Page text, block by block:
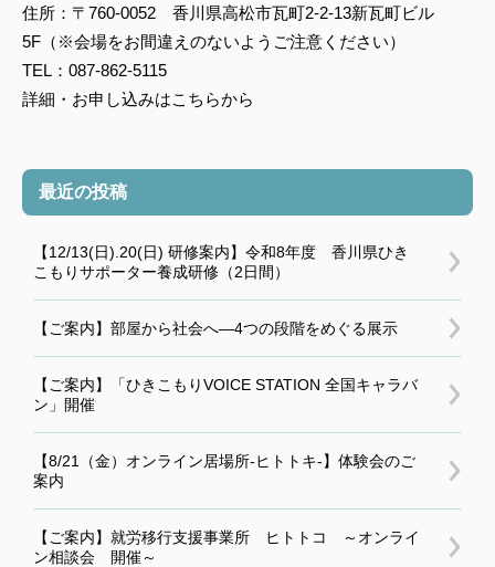
住所：〒760-0052 香川県高松市瓦町2-2-13新瓦町ビル
5F（※会場をお間違えのないようご注意ください）
TEL：087-862-5115
詳細・お申し込みはこちらから
最近の投稿
【12/13(日).20(日) 研修案内】令和8年度 香川県ひき
こもりサポーター養成研修（2日間）
【ご案内】部屋から社会へ―4つの段階をめぐる展示
【ご案内】「ひきこもりVOICE STATION 全国キャラバ
ン」開催
【8/21（金）オンライン居場所-ヒトトキ-】体験会のご
案内
【ご案内】就労移行支援事業所 ヒトトコ ～オンライ
ン相談会 開催～